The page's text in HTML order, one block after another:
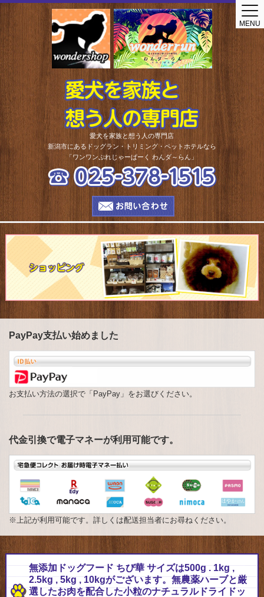
愛犬を家族と想う人の専門店
新潟市にあるドッグラン・トリミング・ペットホテルなら
「ワンワンぷれじゃーぱーく わんダ～らん」
MENU
Home
ショップ
トリミングサロン
トリミングサロン
セルフシャンプー
ドッグラン
しつけ相談
ペットホテル
ペットホテル
わんわん保育園
老犬ホーム
ヘルスケアキャンプ
ドッグフード
飼い主の方へ
里親募集
リンク
お問い合わせ
PayPay支払い始めました
お支払い方法の選択で「PayPay」をお選びください。
代金引換で電子マネーが利用可能です。
※上記が利用可能です。詳しくは配送担当者にお尋ねください。
無添加ドッグフード ちび華 サイズは500g . 1kg ,
2.5kg , 5kg , 10kgがございます。無農薬ハーブと厳
選したお肉を配合した小粒のナチュラルドライドッ